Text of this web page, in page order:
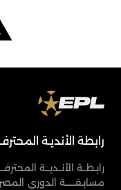
رابطة الأنديـة
رابـطــة الأنــديـــة
مسابـقـــــــة الدوري